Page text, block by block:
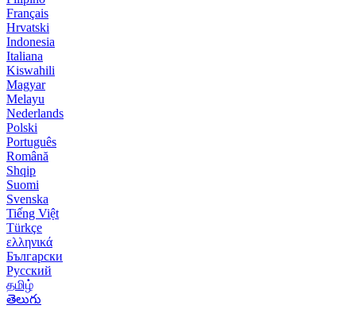
Français
Hrvatski
Indonesia
Italiana
Kiswahili
Magyar
Melayu
Nederlands
Polski
Português
Română
Shqip
Suomi
Svenska
Tiếng Việt
Türkçe
ελληνικά
Български
Русский
தமிழ்
తెలుగు